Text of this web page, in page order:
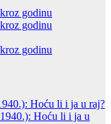
godinu
godinu
godinu
Hoću li i ja u raj?
Hoću li i ja u